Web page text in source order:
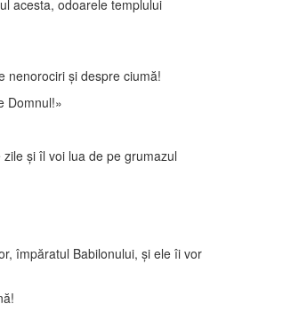
acesta, odoarele templului
nenorociri şi despre ciumă!
Domnul!»
şi îl voi lua de pe grumazul
împăratul Babilonului, şi ele îi vor